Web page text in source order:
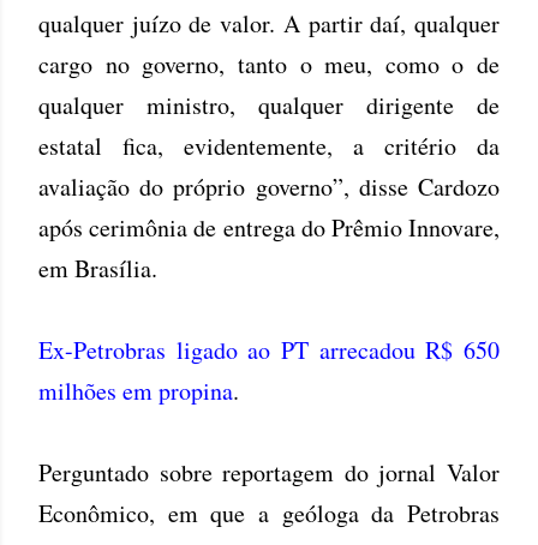
qualquer juízo de valor. A partir daí, qualquer
cargo no governo, tanto o meu, como o de
qualquer ministro, qualquer dirigente de
estatal fica, evidentemente, a critério da
avaliação do próprio governo”, disse Cardozo
após cerimônia de entrega do Prêmio Innovare,
em Brasília.
Ex-Petrobras ligado ao PT arrecadou R$ 650
milhões em propina.
Perguntado sobre reportagem do jornal Valor
Econômico, em que a geóloga da Petrobras